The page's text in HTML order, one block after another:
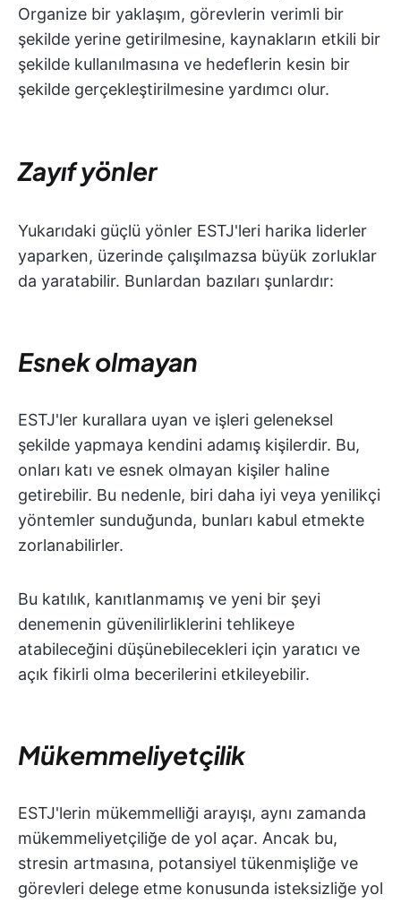
Organize bir yaklaşım, görevlerin verimli bir
şekilde yerine getirilmesine, kaynakların etkili bir
şekilde kullanılmasına ve hedeflerin kesin bir
şekilde gerçekleştirilmesine yardımcı olur.
Zayıf yönler
Yukarıdaki güçlü yönler ESTJ'leri harika liderler
yaparken, üzerinde çalışılmazsa büyük zorluklar
da yaratabilir. Bunlardan bazıları şunlardır:
Esnek olmayan
ESTJ'ler kurallara uyan ve işleri geleneksel
şekilde yapmaya kendini adamış kişilerdir. Bu,
onları katı ve esnek olmayan kişiler haline
getirebilir. Bu nedenle, biri daha iyi veya yenilikçi
yöntemler sunduğunda, bunları kabul etmekte
zorlanabilirler.
Bu katılık, kanıtlanmamış ve yeni bir şeyi
denemenin güvenilirliklerini tehlikeye
atabileceğini düşünebilecekleri için yaratıcı ve
açık fikirli olma becerilerini etkileyebilir.
Mükemmeliyetçilik
ESTJ'lerin mükemmelliği arayışı, aynı zamanda
mükemmeliyetçiliğe de yol açar. Ancak bu,
stresin artmasına, potansiyel tükenmişliğe ve
görevleri delege etme konusunda isteksizliğe yol